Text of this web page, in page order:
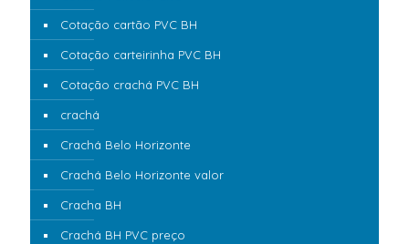
Cotação cartão PVC BH
Cotação carteirinha PVC BH
Cotação crachá PVC BH
crachá
Crachá Belo Horizonte
Crachá Belo Horizonte valor
Cracha BH
Crachá BH PVC preço